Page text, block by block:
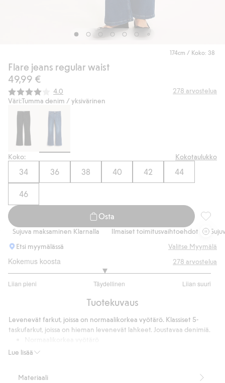
174cm / Koko: 38
Flare jeans regular waist
49,99 €
Keskimääräinen luokitus:
4.0 278 arvostelua
Väri:Tumma denim / yksivärinen
Koko: Kokotaulukko
34 36 38 40 42 44
46
Osta
Flare
Sujuva maksaminen Klarnalla Ilmaiset toimitusvaihtoehdot
Sujuva
Etsi myymälässä
Valitse Myymälä
Kokemus koosta
Liian pieni Täydellinen Liian suuri
/
ääneen
278 arvostelua
Tuotekuvaus
Lue lisää
Levenevät farkut, joissa on normaalikorkea vyötärö. Klassiset 5-
taskufarkut, joissa on hieman levenevät lahkeet. Joustavaa denimiä.
Flare
Vetoketju- ja nappikiinnitys
Materiaali